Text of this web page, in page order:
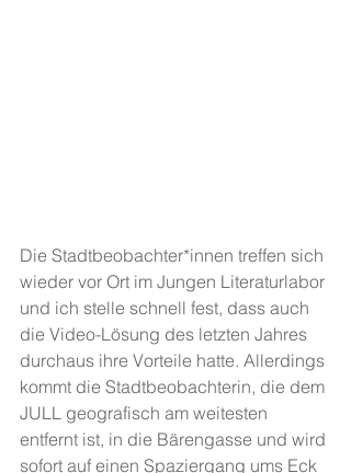
Die Stadtbeobachter*innen treffen sich
wieder vor Ort im Jungen Literaturlabor
und ich stelle schnell fest, dass auch
die Video-Lösung des letzten Jahres
durchaus ihre Vorteile hatte. Allerdings
kommt die Stadtbeobachterin, die dem
JULL geografisch am weitesten
entfernt ist, in die Bärengasse und wird
sofort auf einen Spaziergang ums Eck